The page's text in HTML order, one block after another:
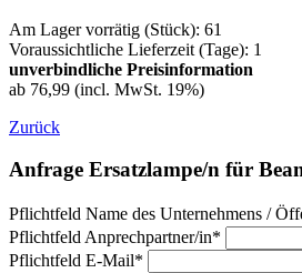
Am Lager vorrätig (Stück): 61
Voraussichtliche Lieferzeit (Tage): 1
unverbindliche Preisinformation
ab 76,99 (incl. MwSt. 19%)
Zurück
Anfrage Ersatzlampe/n für
Pflichtfeld Name des Unternehmens /
Pflichtfeld Anprechpartner/in*
Pflichtfeld E-Mail*